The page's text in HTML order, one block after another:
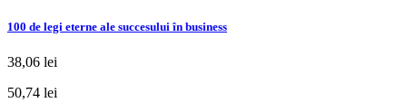
100 de legi eterne ale succesului în business
38,06 lei
50,74 lei